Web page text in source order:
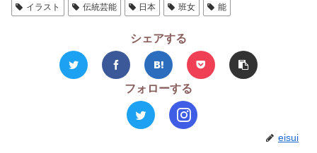
イラスト 伝統芸能 日本 班女 能
シェアする
フォローする
eisui